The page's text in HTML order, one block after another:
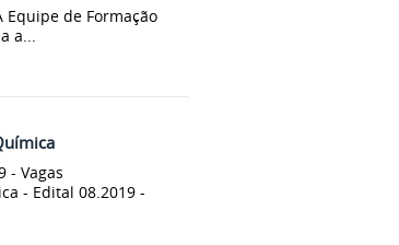
Equipe de Formação
a...
- Vagas
- Edital 08.2019 -